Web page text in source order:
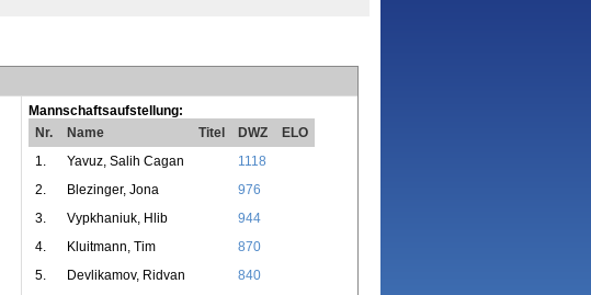
Mannschaftsaufstellung:
Nr.
Name Titel DWZ
ELO
1.
Yavuz, Salih Cagan
1118
2.
Blezinger, Jona
976
3.
Vypkhaniuk, Hlib
944
4.
Kluitmann, Tim
870
5.
Devlikamov, Ridvan
840